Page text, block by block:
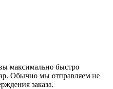
максимально быстро
Обычно мы отправляем не
заказа.